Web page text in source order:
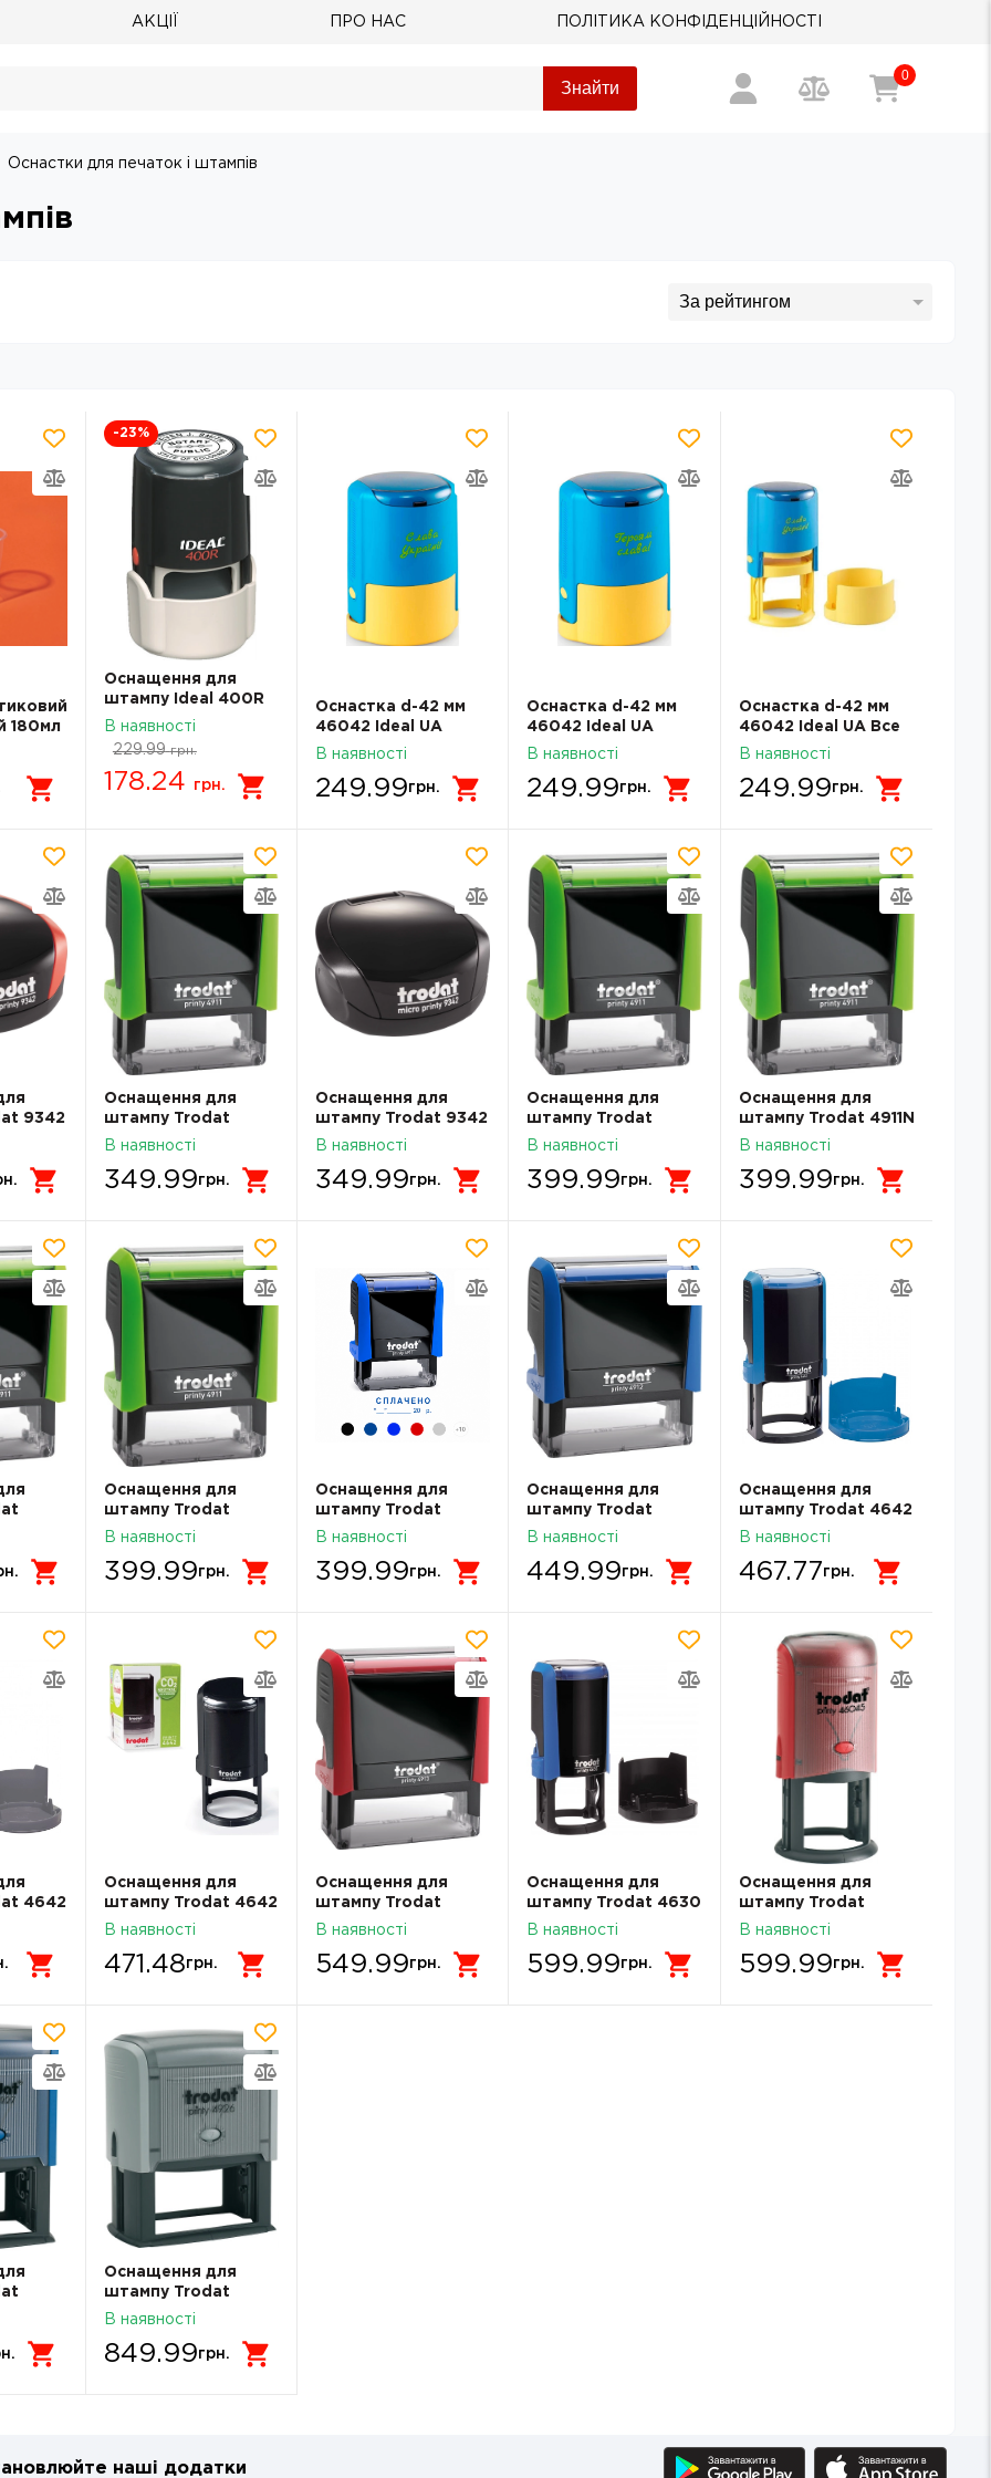
АКЦІЇ ПРО НАС ПОЛІТИКА КОНФІДЕНЦІЙНОСТІ
Знайти
0
Оснастки для печаток і штампів
180мл
-23%
Оснащення для
штампу Ideal 400R
В наявності
229.99 грн.
178.24 грн.
Оснастка d-42 мм
46042 Ideal UA
Слава Україні
В наявності
249.99 грн.
Оснастка d-42 мм
46042 Ideal UA
Україна понад усе!
В наявності
249.99 грн.
Оснастка d-42 мм
46042 Ideal UA Все
буде Україна
В наявності
249.99 грн.
9342
Оснащення для
штампу Trodat
4911N 38х14 мм.
В наявності
349.99грн.
Оснащення для
штампу Trodat 9342
Чорний
В наявності
349.99грн.
Оснащення для
штампу Trodat
4911N зі словом
В наявності
399.99грн.
Оснащення для
штампу Trodat 4911N
зі словом Копія
В наявності
399.99грн.
Оснащення для
штампу Trodat
4911N зі словом
В наявності
399.99грн.
Оснащення для
штампу Trodat
4911N зі словом
В наявності
399.99грн.
Оснащення для
штампу Trodat
4912N 47х18 мм.
В наявності
449.99грн.
Оснащення для
штампу Trodat 4642
Синій
В наявності
467.77грн.
4642
Оснащення для
штампу Trodat 4642
Чорний
В наявності
471.48грн.
Оснащення для
штампу Trodat
4913N 58х22 мм.
В наявності
549.99грн.
Оснащення для
штампу Trodat 4630
В наявності
599.99грн.
Оснащення для
штампу Trodat
d=45мм 46045 R45
В наявності
599.99грн.
мм.
Оснащення для
штампу Trodat
4926N 75х38 мм.
В наявності
849.99грн.
наші додатки